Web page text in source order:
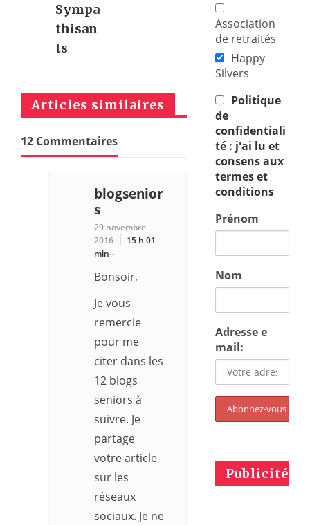
Sympa
Thisan
Ts
Articles similaires
12 Commentaires
blogsenior
s
29 novembre
2016
15 h 01
min -
Bonsoir,
Je vous
remercie
pour me
citer dans les
12 blogs
seniors à
suivre. Je
partage
votre article
sur les
réseaux
sociaux. Je ne
Association
de retraités
Happy
Silvers
Politique
de
confidentiali
té : j'ai lu et
consens aux
termes et
conditions
Prénom
Nom
Adresse e
mail:
Publicités